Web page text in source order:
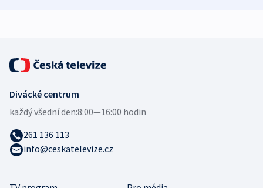
Divácké centrum
každý všední den:8:00—16:00 hodin
261 136 113
info@ceskatelevize.cz